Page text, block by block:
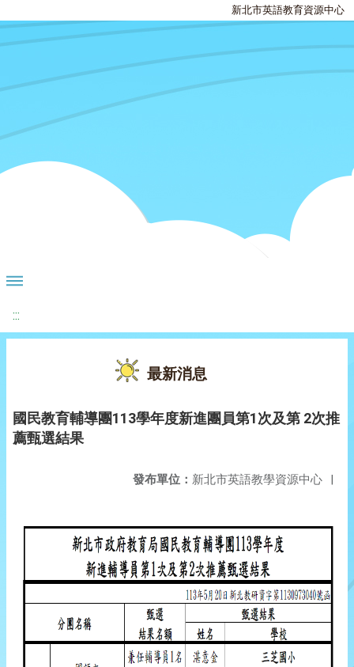
新北市英語教育資源中心
:::
最新消息
國民教育輔導團113學年度新進團員第1次及第 2次推
薦甄選結果
發布單位： 新北市英語教學資源中心 |